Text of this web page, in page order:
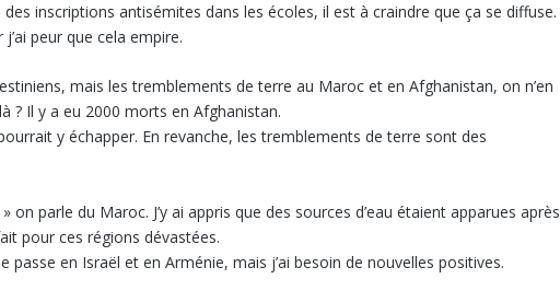
inscriptions antisémites dans les écoles, il est à craindre que ça se diffuse.
peur que cela empire.
mais les tremblements de terre au Maroc et en Afghanistan, on n’en
? Il y a eu 2000 morts en Afghanistan.
y échapper. En revanche, les tremblements de terre sont des
» on parle du Maroc. J’y ai appris que des sources d’eau étaient apparues après
pour ces régions dévastées.
passe en Israël et en Arménie, mais j’ai besoin de nouvelles positives.